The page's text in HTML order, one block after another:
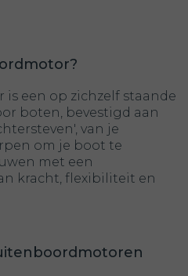
een op zichzelf staande
boten, bevestigd aan
van je
om je boot te
met een
kracht, flexibiliteit en